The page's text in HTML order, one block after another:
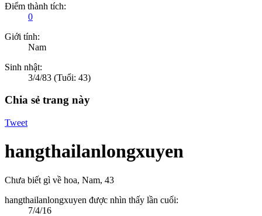
Điểm thành tích:
0
Giới tính:
Nam
Sinh nhật:
3/4/83 (Tuổi: 43)
Chia sẻ trang này
Tweet
hangthailanlongxuyen
Chưa biết gì về hoa, Nam, 43
hangthailanlongxuyen được nhìn thấy lần cuối:
7/4/16